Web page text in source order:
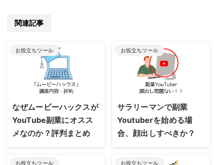
関連記事
お役立ちツール
2023/8/24
なぜムービーハックスが
YouTube副業にオスス
メなのか？評判まとめ
お役立ちツール
2023/8/24
サラリーマンで副業
Youtuberを始める場
合、顔出しすべきか？
お役立ちツール お役立ちツール